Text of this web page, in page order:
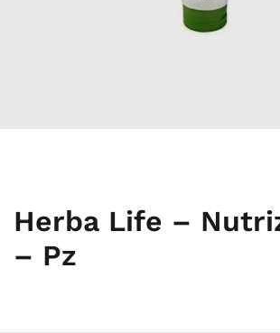
Herba Life –
– Pz